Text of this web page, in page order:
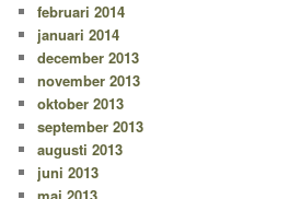
februari 2014
januari 2014
december 2013
november 2013
oktober 2013
september 2013
augusti 2013
juni 2013